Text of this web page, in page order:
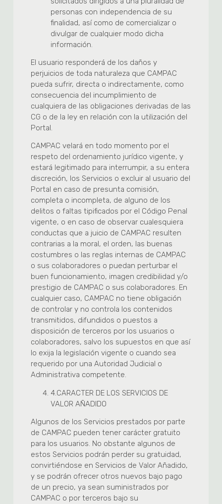
personas con independencia de su
finalidad, así como de comercializar o
divulgar de cualquier modo dicha
información.
El usuario responderá de los daños y
perjuicios de toda naturaleza que CAMPAC
pueda sufrir, directa o indirectamente, como
consecuencia del incumplimiento de
cualquiera de las obligaciones derivadas de las
CG o de la ley en relación con la utilización del
Portal.
CAMPAC velará en todo momento por el
respeto del ordenamiento jurídico vigente, y
estará legitimado para interrumpir, a su entera
discreción, los Servicios o excluir al usuario del
Portal en caso de presunta comisión,
completa o incompleta, de alguno de los
delitos o faltas tipificados por el Código Penal
vigente, o en caso de observar cualesquiera
conductas que a juicio de CAMPAC resulten
contrarias a la moral, el orden, las buenas
costumbres o las reglas internas de CAMPAC
o sus colaboradores o puedan perturbar el
buen funcionamiento, imagen credibilidad y/o
prestigio de CAMPAC o sus colaboradores. En
cualquier caso, CAMPAC no tiene obligación
de controlar y no controla los contenidos
transmitidos, difundidos o puestos a
disposición de terceros por los usuarios o
colaboradores, salvo los supuestos en que así
lo exija la legislación vigente o cuando sea
requerido por una Autoridad Judicial o
Administrativa competente.
4.CARACTER DE LOS SERVICIOS DE
VALOR AÑADIDO
Algunos de los Servicios prestados por parte
de CAMPAC pueden tener carácter gratuito
para los usuarios. No obstante algunos de
estos Servicios podrán perder su gratuidad,
convirtiéndose en Servicios de Valor Añadido,
y se podrán ofrecer otros nuevos bajo pago
de un precio, ya sean suministrados por
CAMPAC o por terceros bajo su